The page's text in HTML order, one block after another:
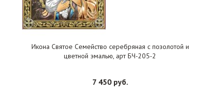
Икона Святое Семейство серебряная с позолотой и
цветной эмалью, арт БЧ-205-2
7 450 руб.